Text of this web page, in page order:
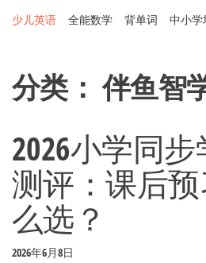
Skip
content
少儿英语 全能数学 背单词 中小学
分类：伴鱼智
2026小学同步
测评：课后
么选？
2026年6月8日